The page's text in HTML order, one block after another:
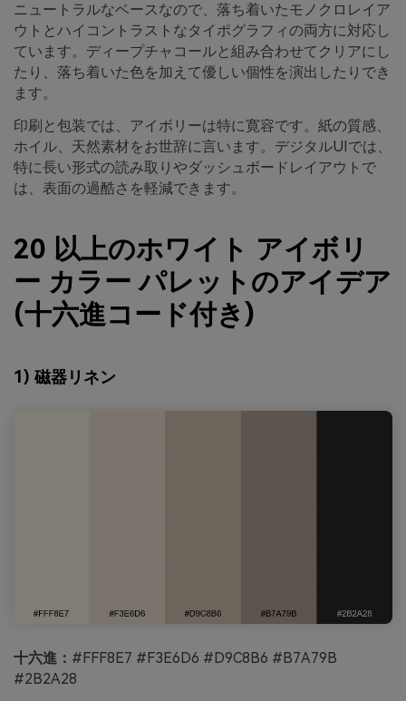
ニュートラルなベースなので、落ち着いたモノクロレイア
ウトとハイコントラストなタイポグラフィの両方に対応し
ています。ディープチャコールと組み合わせてクリアにし
たり、落ち着いた色を加えて優しい個性を演出したりでき
ます。
印刷と包装では、アイボリーは特に寛容です。紙の質感、
ホイル、天然素材をお世辞に言います。デジタルUIでは、
特に長い形式の読み取りやダッシュボードレイアウトで
は、表面の過酷さを軽減できます。
20 以上のホワイト アイボリ
ー カラー パレットのアイデア
(十六進コード付き)
1) 磁器リネン
十六進： #FFF8E7 #F3E6D6 #D9C8B6 #B7A79B
#2B2A28